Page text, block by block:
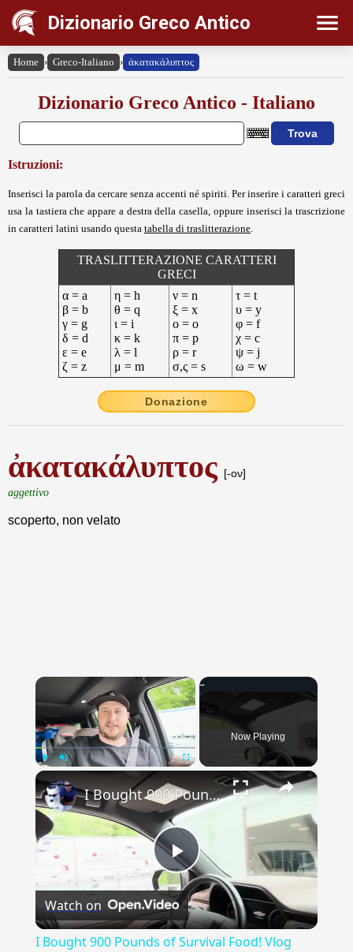
Dizionario Greco Antico
Home › Greco-Italiano › ἀκατακάλυπτος
Dizionario Greco Antico - Italiano
Istruzioni:
Inserisci la parola da cercare senza accenti né spiriti. Per inserire i caratteri greci
usa la tastiera che appare a destra della casella, oppure inserisci la trascrizione
in caratteri latini usando questa tabella di traslitterazione
TRASLITTERAZIONE CARATTERI
GRECI
α = a
β = b
γ = g
δ = d
ε = e
ζ = z
η = h
θ = q
ι = i
κ = k
λ = l
μ = m
ν = n
ξ = x
ο = o
π = p
ρ = r
σ,ς = s
τ = t
υ = y
φ = f
χ = c
ψ = j
ω = w
Donazione
ἀκατακάλυπτος [-ον]
aggettivo
scoperto, non velato
×
Now Playing
×
Play
Video
I Bought 900 Pounds of Survival Food! Vlog
Watch on
I Bought 900 Pounds of Survival Food! Vlog